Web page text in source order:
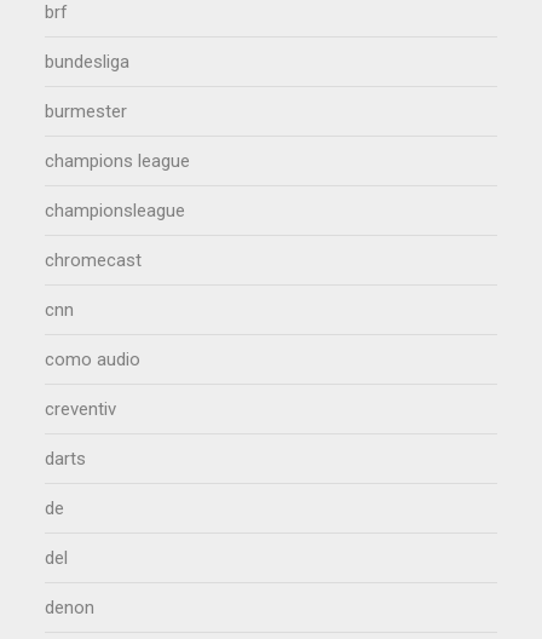
brf
bundesliga
burmester
champions league
championsleague
chromecast
cnn
como audio
creventiv
darts
de
del
denon